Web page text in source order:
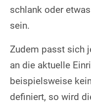
schlank oder
sein.
Zudem passt sich
an die aktuelle
beispielsweise
definiert, so wird